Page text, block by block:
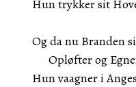
Hun trykker sit
Og da nu Branden
Opløfter og
Hun vaagner i